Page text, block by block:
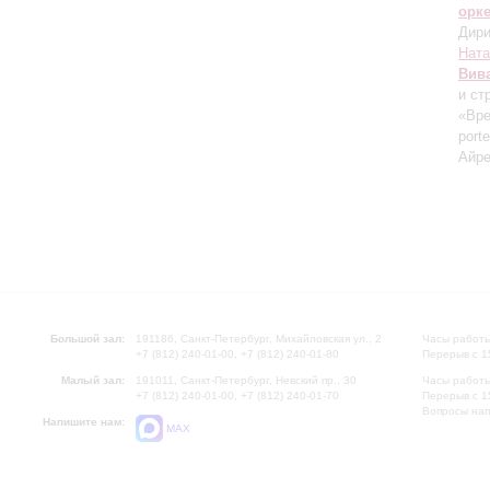
и
Большой зал:
191186, Санкт-Петербург, Михайловская ул., 2
+7 (812) 240-01-00, +7 (812) 240-01-80
Малый зал:
191011, Санкт-Петербург, Невский пр., 30
+7 (812) 240-01-00, +7 (812) 240-01-70
Напишите нам:
MAX
Часы
Перерыв с
Часы
Перерыв с
Вопросы